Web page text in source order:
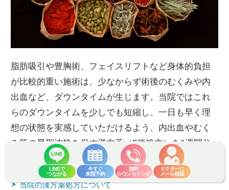
LINEで
つながる
今すぐ
来院予約
無料
カウンセリング
ドクターに
メール相談
脂肪吸引や豊胸術、フェイスリフトなど身体的負担
が比較的重い施術は、少なからず術後のむくみや内
出血など、ダウンタイムが生じます。当院ではこれ
らのダウンタイムを少しでも短縮し、一日も早く理
想の状態を実感していただけるよう、内出血やむく
み等の早期沈静を促す漢方薬（2種処方）を1週間分
処方しています。
当院の漢方薬処方について